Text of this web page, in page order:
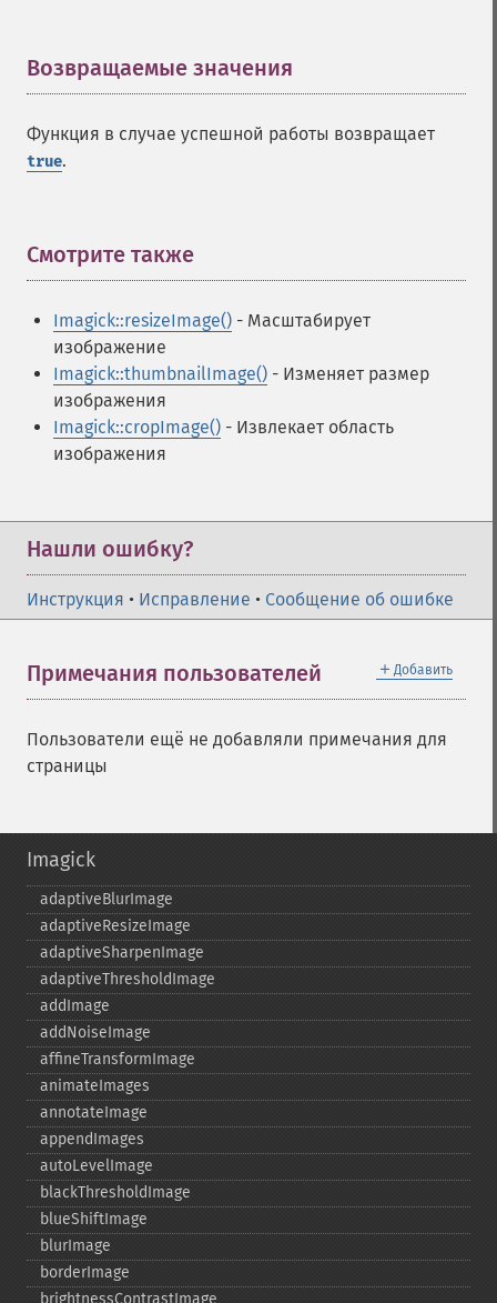
Возвращаемые значения
Функция в случае успешной работы возвращает
true.
Смотрите также
Imagick::resizeImage() - Масштабирует
изображение
Imagick::thumbnailImage() - Изменяет размер
изображения
Imagick::cropImage() - Извлекает область
изображения
Нашли ошибку?
Инструкция • Исправление • Сообщение об ошибке
＋ Добавить
Примечания пользователей
Пользователи ещё не добавляли примечания для
страницы
Imagick
adaptiveBlurImage
adaptiveResizeImage
adaptiveSharpenImage
adaptiveThresholdImage
addImage
addNoiseImage
affineTransformImage
animateImages
annotateImage
appendImages
autoLevelImage
blackThresholdImage
blueShiftImage
blurImage
borderImage
brightnessContrastImage